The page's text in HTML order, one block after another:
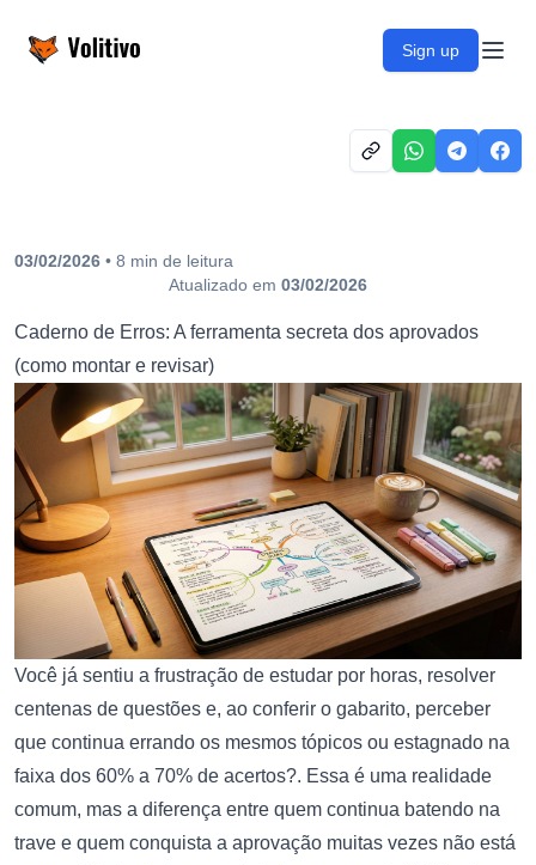
Volitivo Sign up
03/02/2026 • 8 min de leitura
Atualizado em 03/02/2026
Caderno de Erros: A ferramenta secreta dos aprovados
(como montar e revisar)
Você já sentiu a frustração de estudar por horas, resolver
centenas de questões e, ao conferir o gabarito, perceber
que continua errando os mesmos tópicos ou estagnado na
faixa dos 60% a 70% de acertos?. Essa é uma realidade
comum, mas a diferença entre quem continua batendo na
trave e quem conquista a aprovação muitas vezes não está